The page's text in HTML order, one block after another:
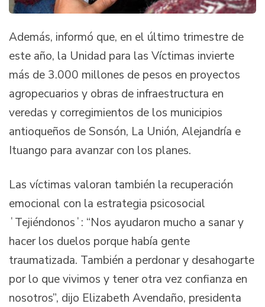
Además, informó que, en el último trimestre de
este año, la Unidad para las Víctimas invierte
más de 3.000 millones de pesos en proyectos
agropecuarios y obras de infraestructura en
veredas y corregimientos de los municipios
antioqueños de Sonsón, La Unión, Alejandría e
Ituango para avanzar con los planes.
Las víctimas valoran también la recuperación
emocional con la estrategia psicosocial
ˈTejiéndonosˈ: “Nos ayudaron mucho a sanar y
hacer los duelos porque había gente
traumatizada. También a perdonar y desahogarte
por lo que vivimos y tener otra vez confianza en
nosotros”, dijo Elizabeth Avendaño, presidenta